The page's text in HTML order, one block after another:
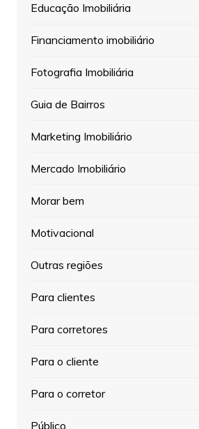
Educação Imobiliária
Financiamento imobiliário
Fotografia Imobiliária
Guia de Bairros
Marketing Imobiliário
Mercado Imobiliário
Morar bem
Motivacional
Outras regiões
Para clientes
Para corretores
Para o cliente
Para o corretor
Público